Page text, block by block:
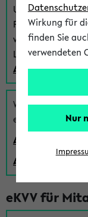
Um sich einen
Funktionen des
verwenden Sie
Login:
Anmeldung zum
Wenn Sie (noch)
eKVV auch über
Anmeldung über
Anlegen eines
eKVV für
Wirkung für
finden Sie
verwendeten
Nur